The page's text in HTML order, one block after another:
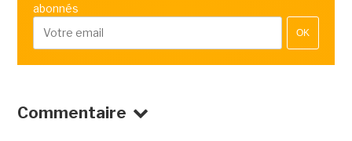
abonnés
OK
Commentaire